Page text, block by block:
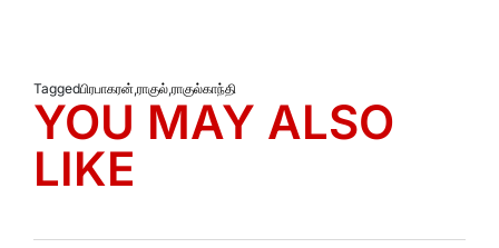
Taggedபிரபாகரன் ராகுல் ராகுல்காந்தி
YOU MAY ALSO
LIKE